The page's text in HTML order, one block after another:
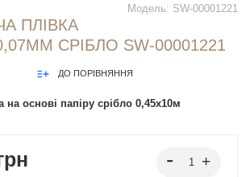
Модель: SW-00001221
ПЛІВКА
СРІБЛО SW-00001221
ДО ПОРІВНЯННЯ
основі папіру срібло 0,45х10м